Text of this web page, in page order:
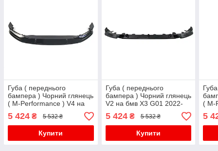
Губа ( переднього
бампера ) Чорний глянець
( M-Performance ) V4 на
бмв 5 Series G30 / G31
2020-2023 року
5 424 ₴ 5 532 ₴
Купити
Губа ( переднього
бампера ) Чорний глянець
V2 на бмв X3 G01 2022-
2024 року
5 424₴ 5 532 ₴
Купити
( M-
V5
G31
5